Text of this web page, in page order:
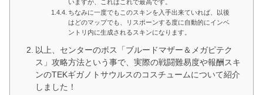
いますが、これはこれで最高です。
ちなみに一度でもこのスキンを入手出来ていれば、以後
はどのマップでも、リスポーンする度に自動的にインベ
ントリ内に生成されるスキンになります。
以上、センターのボス「ブルードマザー＆メガピテク
ス」攻略方法という事で、実際の戦闘難易度や報酬スキ
ンのTEKギガノトサウルスのコスチュームについて紹介
しました！